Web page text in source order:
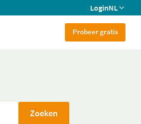
LoginNL
Probeer gratis
Zoeken